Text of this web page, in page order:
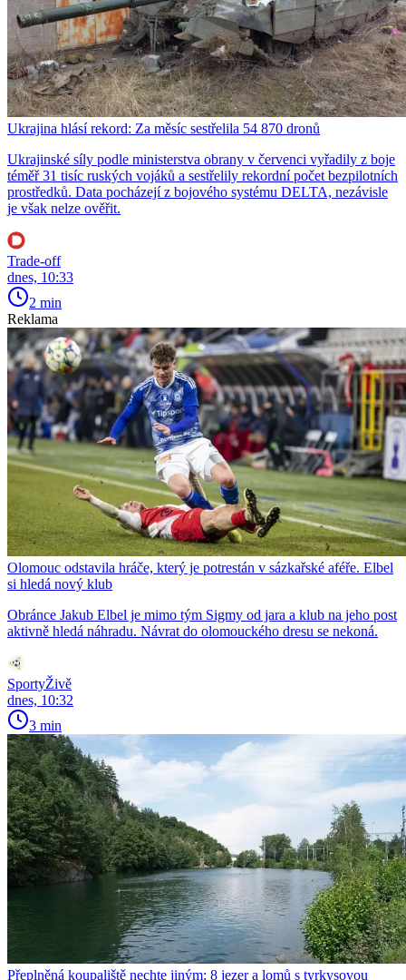
Ukrajina hlásí rekord: Za měsíc sestřelila 54 870 dronů
Ukrajinské síly podle ministerstva obrany v červenci vyřadily z boje
téměř 31 tisíc ruských vojáků a sestřelily rekordní počet bezpilotních
prostředků. Data pocházejí z bojového systému DELTA, nezávisle
je však nelze ověřit.
Trade-off
dnes, 10:33
2 min
Reklama
Olomouc odstavila hráče, který je potrestán v sázkařské aféře. Elbel
si hledá nový klub
Obránce Jakub Elbel je mimo tým Sigmy od jara a klub na jeho post
aktivně hledá náhradu. Návrat do olomouckého dresu se nekoná.
SportyŽivě
dnes, 10:32
3 min
Přeplněná koupaliště nechte jiným: 8 jezer a lomů s tyrkysovou